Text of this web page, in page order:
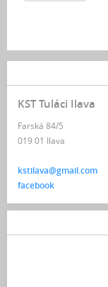
KST Tuláci Ilava
Farská 84/5
019 01 Ilava
kstilava@gmail.com
facebook